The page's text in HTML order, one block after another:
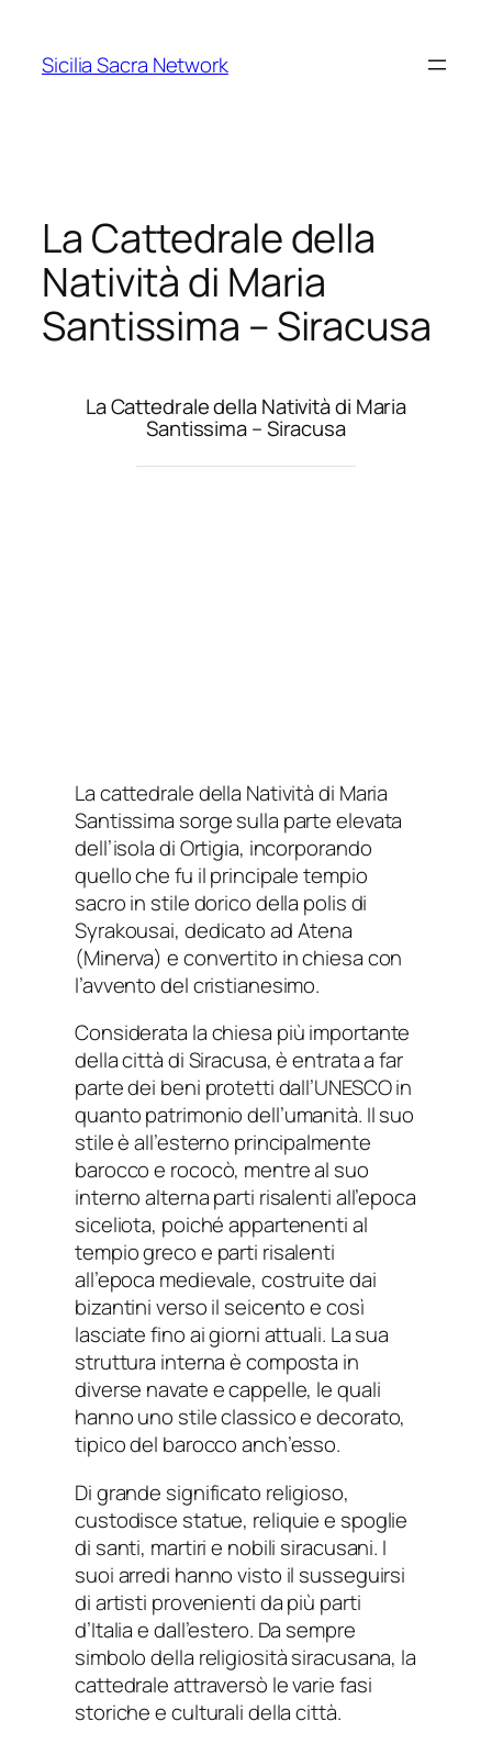
contenuto
Sicilia Sacra Network
La Cattedrale della
Natività di Maria
Santissima – Siracusa
La Cattedrale della Natività di Maria
Santissima – Siracusa
La cattedrale della Natività di Maria
Santissima sorge sulla parte elevata
dell’isola di Ortigia, incorporando
quello che fu il principale tempio
sacro in stile dorico della polis di
Syrakousai, dedicato ad Atena
(Minerva) e convertito in chiesa con
l’avvento del cristianesimo.
Considerata la chiesa più importante
della città di Siracusa, è entrata a far
parte dei beni protetti dall’UNESCO in
quanto patrimonio dell’umanità. Il suo
stile è all’esterno principalmente
barocco e rococò, mentre al suo
interno alterna parti risalenti all’epoca
siceliota, poiché appartenenti al
tempio greco e parti risalenti
all’epoca medievale, costruite dai
bizantini verso il seicento e così
lasciate fino ai giorni attuali. La sua
struttura interna è composta in
diverse navate e cappelle, le quali
hanno uno stile classico e decorato,
tipico del barocco anch’esso.
Di grande significato religioso,
custodisce statue, reliquie e spoglie
di santi, martiri e nobili siracusani. I
suoi arredi hanno visto il susseguirsi
di artisti provenienti da più parti
d’Italia e dall’estero. Da sempre
simbolo della religiosità siracusana, la
cattedrale attraversò le varie fasi
storiche e culturali della città.